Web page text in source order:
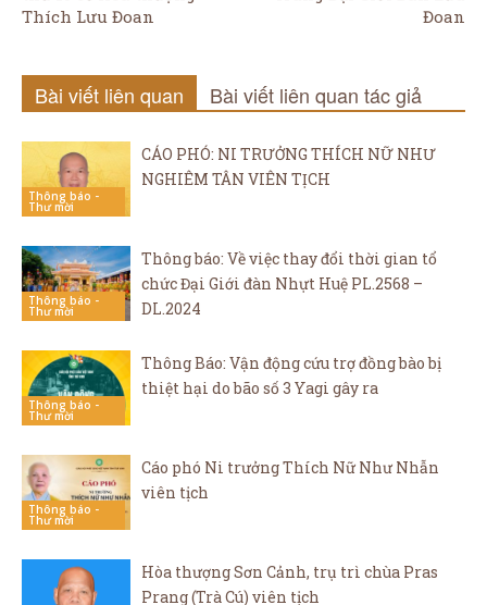
Thích Lưu Đoan
Đoan
Bài viết liên quan Bài viết liên quan tác giả
Thông báo -
Thư mời
CÁO PHÓ: NI TRƯỞNG THÍCH NỮ NHƯ
NGHIÊM TÂN VIÊN TỊCH
Thông báo -
Thư mời
Thông báo: Về việc thay đổi thời gian tổ
chức Đại Giới đàn Nhựt Huệ PL.2568 –
DL.2024
Thông báo -
Thư mời
Thông Báo: Vận động cứu trợ đồng bào bị
thiệt hại do bão số 3 Yagi gây ra
Thông báo -
Thư mời
Cáo phó Ni trưởng Thích Nữ Như Nhẫn
viên tịch
Hòa thượng Sơn Cảnh, trụ trì chùa Pras
Prang (Trà Cú) viên tịch